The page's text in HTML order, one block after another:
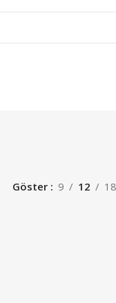
Göster 9 12 18